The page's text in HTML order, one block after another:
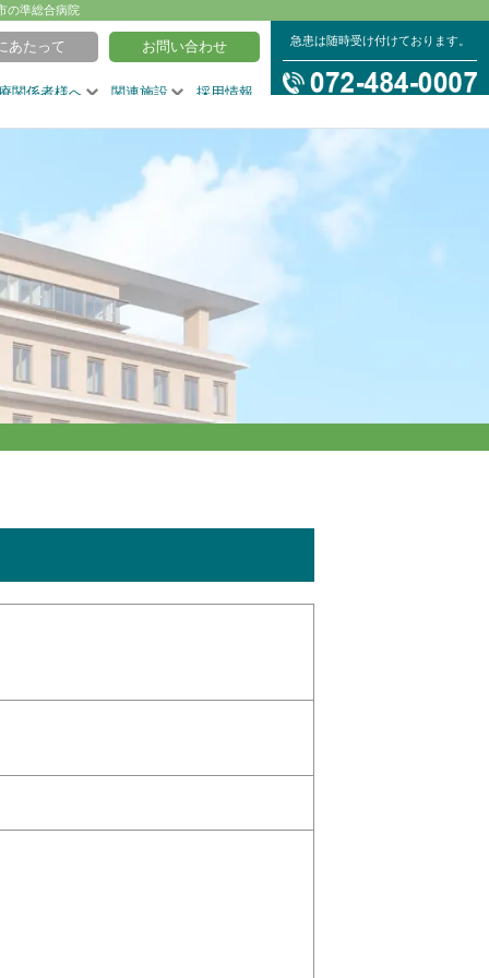
の準総合病院
あたって お問い合わせ
関係者様へ 関連施設 採用情報
急患は随時受け付けております。